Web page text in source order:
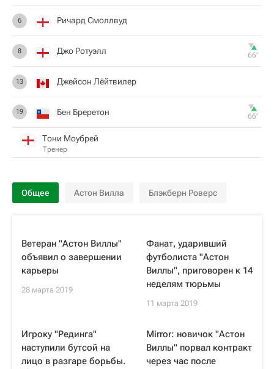
6 Ричард Смоллвуд
8 Джо Ротуэлл 66‎’‎
13 Джейсон Лёйтвилер
19 Бен Бреретон 66‎’‎
Тони Моубрей
Тренер
Общее Астон Вилла Блэкберн Роверс
Ветеран "Астон Виллы"
объявил о завершении
карьеры
28 марта 2019
Фанат, ударивший
футболиста "Астон
Виллы", приговорен к 14
неделям тюрьмы
11 марта 2019
Игроку "Рединга"
наступили бутсой на
лицо в разгаре борьбы.
Mirror: новичок "Астон
Виллы" порвал контракт
через час после